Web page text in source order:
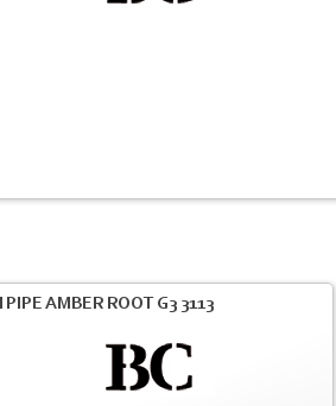
PIPE AMBER ROOT G3 3113